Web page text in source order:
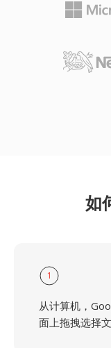
如
1
从计算机，
面上拖拽选择